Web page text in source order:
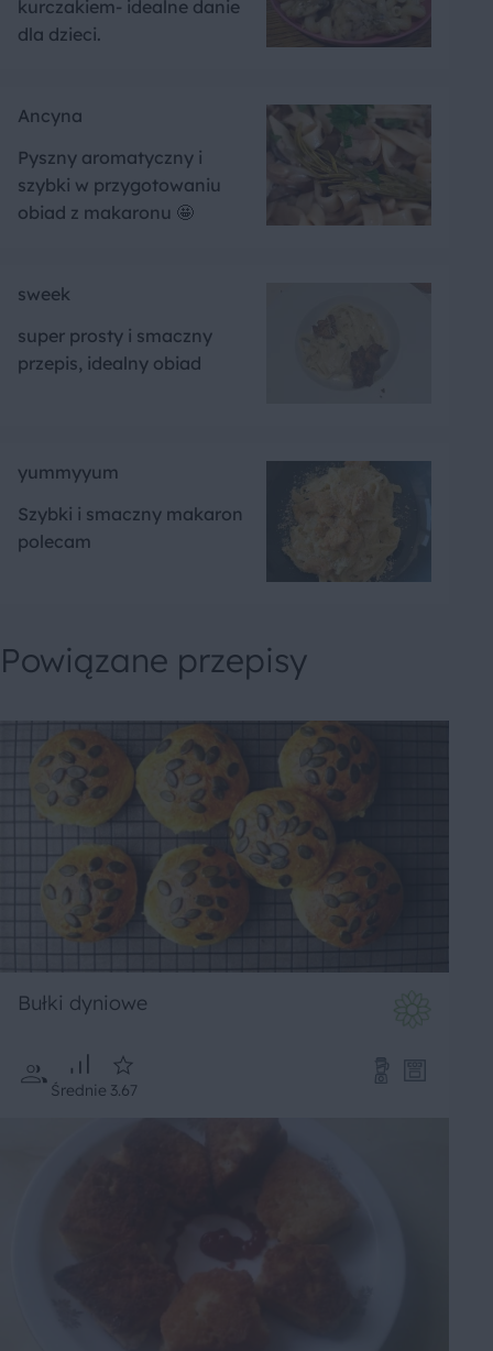
kurczakiem- idealne danie
dla dzieci.
Ancyna
Pyszny aromatyczny i
szybki w przygotowaniu
obiad z makaronu 🤩
sweek
super prosty i smaczny
przepis, idealny obiad
yummyyum
Szybki i smaczny makaron
polecam
Powiązane przepisy
Bułki dyniowe
Średnie 3.67